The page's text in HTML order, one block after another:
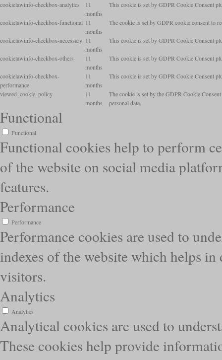
cookielawinfo-checkbox-analytics
11
months
This cookie is set by GDPR Cookie Consent
cookielawinfo-checkbox-functional 11
months
The cookie is set by GDPR cookie consent to
cookielawinfo-checkbox-necessary 11
months
This cookie is set by GDPR Cookie Consent
cookielawinfo-checkbox-others
11
months
This cookie is set by GDPR Cookie Consent
cookielawinfo-checkbox-
performance
11
months
This cookie is set by GDPR Cookie Consent
viewed_cookie_policy
11
months
The cookie is set by the GDPR Cookie
personal data.
Functional
Functional
Functional cookies help to perform
of the website on social media
features.
Performance
Performance
Performance cookies are used to
indexes of the website which helps
visitors.
Analytics
Analytics
Analytical cookies are used to
These cookies help provide